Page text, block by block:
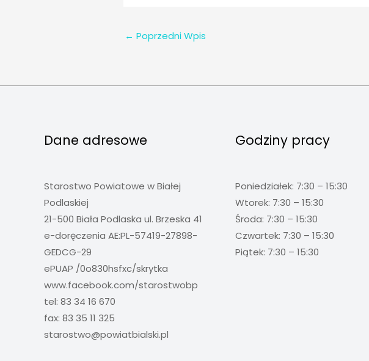
← Poprzedni Wpis
Dane adresowe
Starostwo Powiatowe w Białej
Podlaskiej
21-500 Biała Podlaska ul. Brzeska 41
e-doręczenia AE:PL-57419-27898-
GEDCG-29
ePUAP /0o830hsfxc/skrytka
www.facebook.com/starostwobp
tel: 83 34 16 670
fax: 83 35 11 325
starostwo@powiatbialski.pl
Godziny pracy
Poniedziałek: 7:30 – 15:30
Wtorek: 7:30 – 15:30
Środa: 7:30 – 15:30
Czwartek: 7:30 – 15:30
Piątek: 7:30 – 15:30